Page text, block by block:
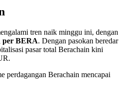
tren naik minggu ini, dengan
per BERA. Dengan pasokan beredar
pasar total Berachain kini
perdagangan Berachain mencapai